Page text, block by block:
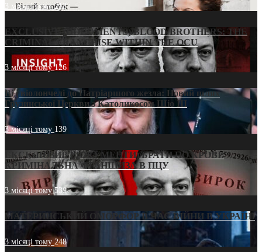
3 місяці тому213
EXCLUSIVE (DOCUMENTS)/BLOOD BROTHERS: THE
CRIMINAL FRANCHISE WITHIN THE OCU
3 місяці тому126
Від віолончелі до Патріаршого жезла: Новий шлях
Грузинської Церкви з Католикосом Шіо III
3 місяці тому 139
ЕКСКЛЮЗИВ (ДОКУМЕНТИ)/БРАТИ ПО КРОВІ:
КРИМІНАЛЬНА ФРАНШИЗА В ПЦУ
3 місяці тому539
МАТЕРИНСЬКИЙ ОМОРФОР В ЧАС ВІЙНИ В УКРАЇНІ
3 місяці тому248